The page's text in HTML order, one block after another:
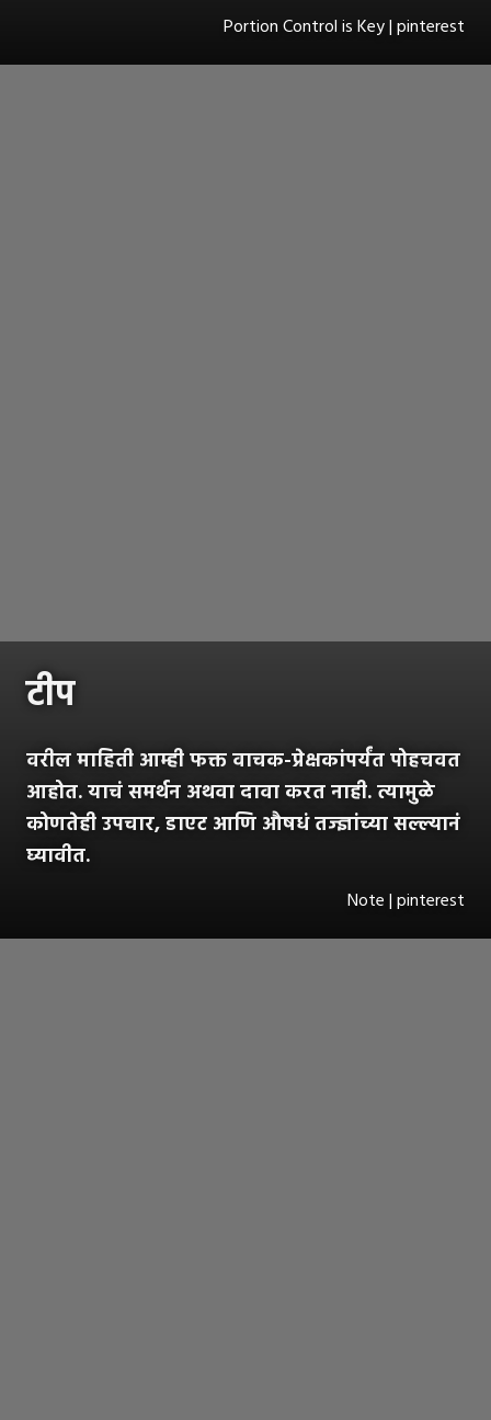
Portion Control is Key | pinterest
टीप
वरील माहिती आम्ही फक्त वाचक-प्रेक्षकांपर्यंत पोहचवत
आहोत. याचं समर्थन अथवा दावा करत नाही. त्यामुळे
कोणतेही उपचार, डाएट आणि औषधं तज्ज्ञांच्या सल्ल्यानं
घ्यावीत.
Note | pinterest